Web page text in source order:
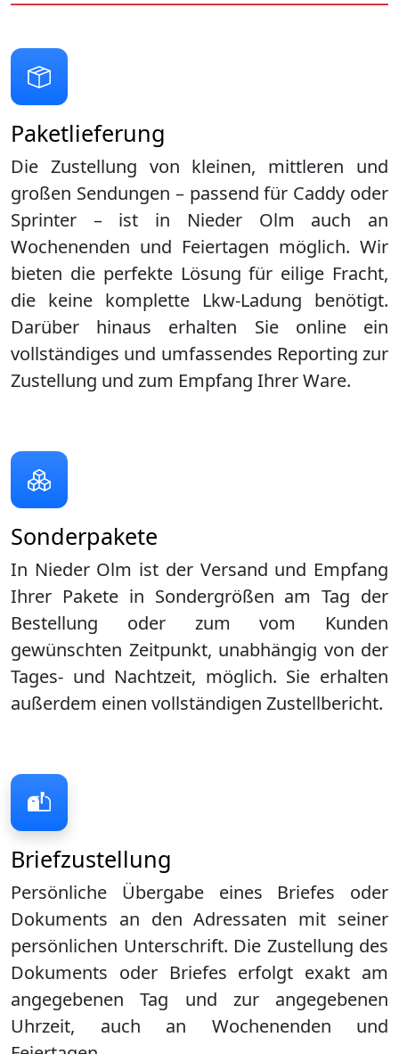
Briefzustellung
Persönliche Übergabe eines Briefes oder
Dokuments an den Adressaten mit seiner
persönlichen Unterschrift. Die Zustellung des
Dokuments oder Briefes erfolgt exakt am
angegebenen Tag und zur angegebenen
Uhrzeit, auch an Wochenenden und
Paketlieferung
Die Zustellung von kleinen, mittleren und
großen Sendungen – passend für Caddy oder
Sprinter – ist in Nieder Olm auch an
Wochenenden und Feiertagen möglich. Wir
bieten die perfekte Lösung für eilige Fracht,
die keine komplette Lkw-Ladung benötigt.
Darüber hinaus erhalten Sie online ein
vollständiges und umfassendes Reporting zur
Zustellung und zum Empfang Ihrer Ware.
Sonderpakete
In Nieder Olm ist der Versand und Empfang
Ihrer Pakete in Sondergrößen am Tag der
Bestellung oder zum vom Kunden
gewünschten Zeitpunkt, unabhängig von der
Tages- und Nachtzeit, möglich. Sie erhalten
außerdem einen vollständigen Zustellbericht.